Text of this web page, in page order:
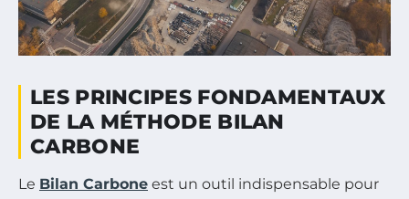
LES PRINCIPES FONDAMENTAUX
DE LA MÉTHODE BILAN
CARBONE
Le Bilan Carbone est un outil indispensable pour